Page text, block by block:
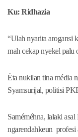
Ku: Ridhazia
“Ulah nyarita arogansi
mah cekap nyekel palu
Éta nukilan tina média
Syamsurijal, politisi
Saméméhna, lalaki
ngarendahkeun